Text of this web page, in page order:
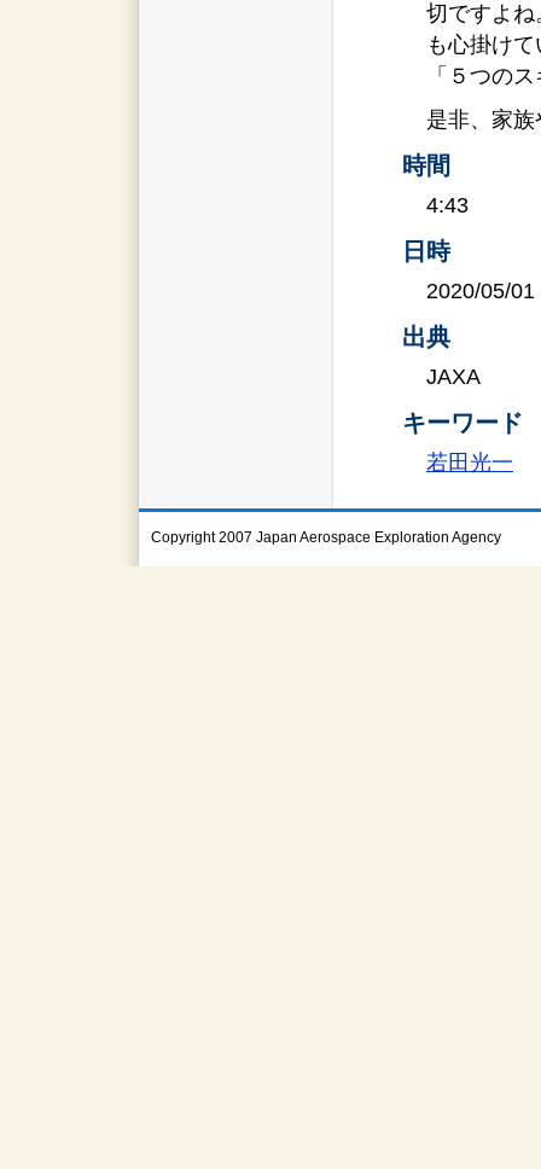
切ですよ
も心掛け
「５つの
是非、家
時間
4:43
日時
2020/05/01
出典
JAXA
キーワード
若田光一
Copyright 2007 Japan Aerospace Exploration Agency